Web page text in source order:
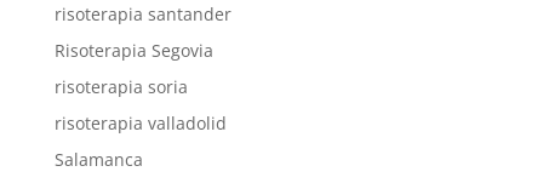
risoterapia santander
Risoterapia Segovia
risoterapia soria
risoterapia valladolid
Salamanca